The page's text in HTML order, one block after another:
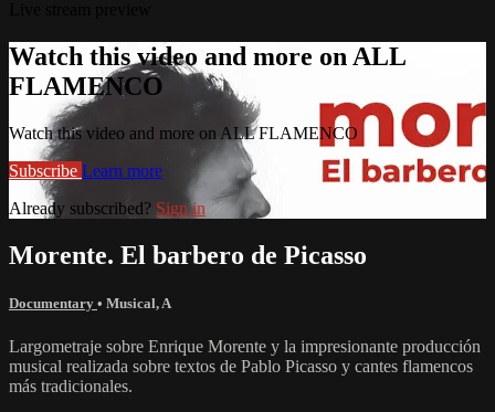
Watch this video and more on ALL
FLAMENCO
Watch this video and more on ALL FLAMENCO
Subscribe Learn more
Already subscribed? Sign in
Morente. El barbero de Picasso
Documentary • Musical, A
Largometraje sobre Enrique Morente y la impresionante producción
musical realizada sobre textos de Pablo Picasso y cantes flamencos
más tradicionales.